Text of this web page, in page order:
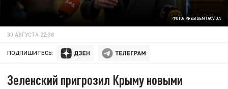
ФОТО: PRESIDENT.GOV.UA
30 АВГУСТА 22:38
ПОДПИШИТЕСЬ:
Зеленский пригрозил Крыму новыми